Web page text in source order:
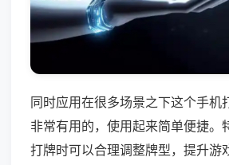
同时应用在很多场景之下这个手机
非常有用的，使用起来简单便捷。
打牌时可以合理调整牌型，提升游